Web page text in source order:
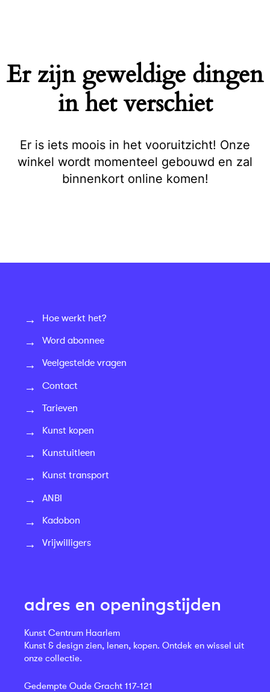
Er zijn geweldige dingen
in het verschiet
Er is iets moois in het vooruitzicht! Onze
winkel wordt momenteel gebouwd en zal
binnenkort online komen!
Hoe werkt het?
Word abonnee
Veelgestelde vragen
Contact
Tarieven
Kunst kopen
Kunstuitleen
Kunst transport
ANBI
Kadobon
Vrijwilligers
adres en openingstijden
Kunst Centrum Haarlem
Kunst & design zien, lenen, kopen. Ontdek en wissel uit
onze collectie.
Gedempte Oude Gracht 117-121